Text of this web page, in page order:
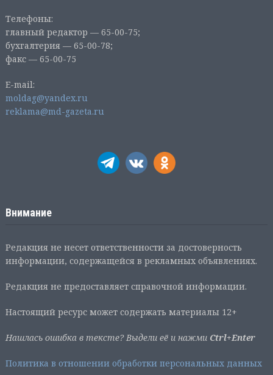
Телефоны:
главный редактор — 65-00-75;
бухгалтерия — 65-00-78;
факс — 65-00-75
E-mail:
moldag@yandex.ru
reklama@md-gazeta.ru
Внимание
Редакция не несет ответственности за достоверность
информации, содержащейся в рекламных объявлениях.
Редакция не предоставляет справочной информации.
Настоящий ресурс может содержать материалы 12+
Нашлась ошибка в тексте? Выдели её и нажми Ctrl+Enter
Политика в отношении обработки персональных данных